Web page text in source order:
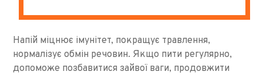
Напій міцнює імунітет, покращує травлення,
нормалізує обмін речовин. Якщо пити регулярно,
допоможе позбавитися зайвої ваги, продовжити